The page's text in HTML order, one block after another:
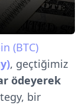
(BTC)
, geçtiğimiz
ödeyerek
bir